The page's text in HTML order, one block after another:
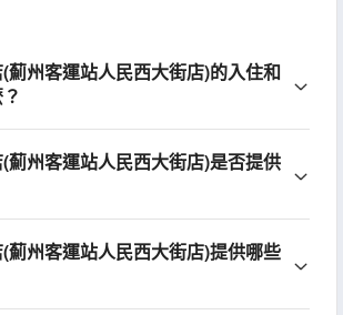
薊州客運站人民西大街店)的入住和
薊州客運站人民西大街店)是否提供
薊州客運站人民西大街店)提供哪些